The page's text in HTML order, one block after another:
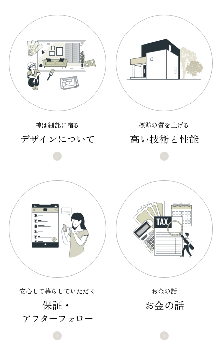
神は細部に宿る
デザインについて
標準の質を上げる
高い技術と性能
安心して暮らしていただく
保証・
アフターフォロー
お金の話
お金の話